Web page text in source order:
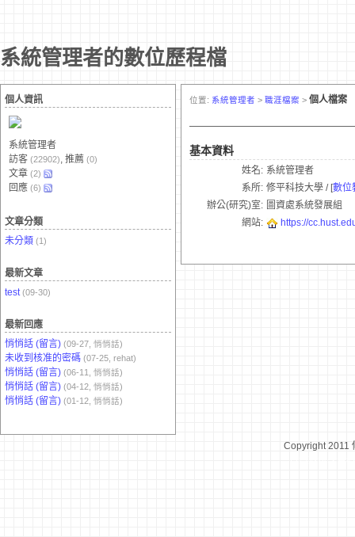
系統管理者的數位歷程檔
個人資訊
系統管理者
訪客 (22902), 推薦 (0)
文章 (2)
回應 (6)
文章分類
未分類 (1)
最新文章
test (09-30)
最新回應
悄悄話 (留言) (09-27, 悄悄話)
未收到核准的密碼 (07-25, rehat)
悄悄話 (留言) (06-11, 悄悄話)
悄悄話 (留言) (04-12, 悄悄話)
悄悄話 (留言) (01-12, 悄悄話)
位置: 系統管理者 > 職涯檔案 > 個人檔案
基本資料
姓名: 系統管理者
系所: 修平科技大學 / [數位
辦公(研究)室: 圖資處系統發展組
網站:
https://
Copyright 2011